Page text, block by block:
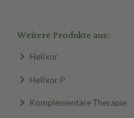
Weitere Produkte aus:
Helixor
Helixor P
Komplementäre Therapie